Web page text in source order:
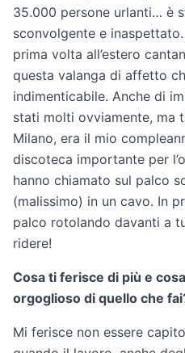
35.000 persone urlanti… è
sconvolgente e
prima volta all’estero
questa valanga di affetto
indimenticabile. Anche di
stati molti ovviamente, ma
Milano, era il mio
discoteca importante per
hanno chiamato sul palco
(malissimo) in un cavo. In
palco rotolando davanti a
ridere!
Cosa ti ferisce di più e
orgoglioso di quello che
Mi ferisce non essere